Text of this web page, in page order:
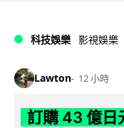
科技娛樂 影視娛樂
Lawton 12 小時
訂購 43 億日